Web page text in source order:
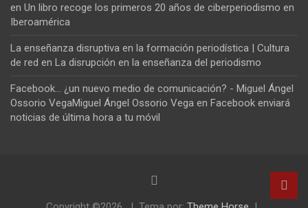
en Un libro recoge los primeros 20 años de ciberperiodismo en
Iberoamérica
La enseñanza disruptiva en la formación periodística | Cultura
de red en La disrupción en la enseñanza del periodismo
Facebook... ¿un nuevo medio de comunicación? - Miguel Ángel
Ossorio VegaMiguel Ángel Ossorio Vega en Facebook enviará
noticias de última hora a tu móvil